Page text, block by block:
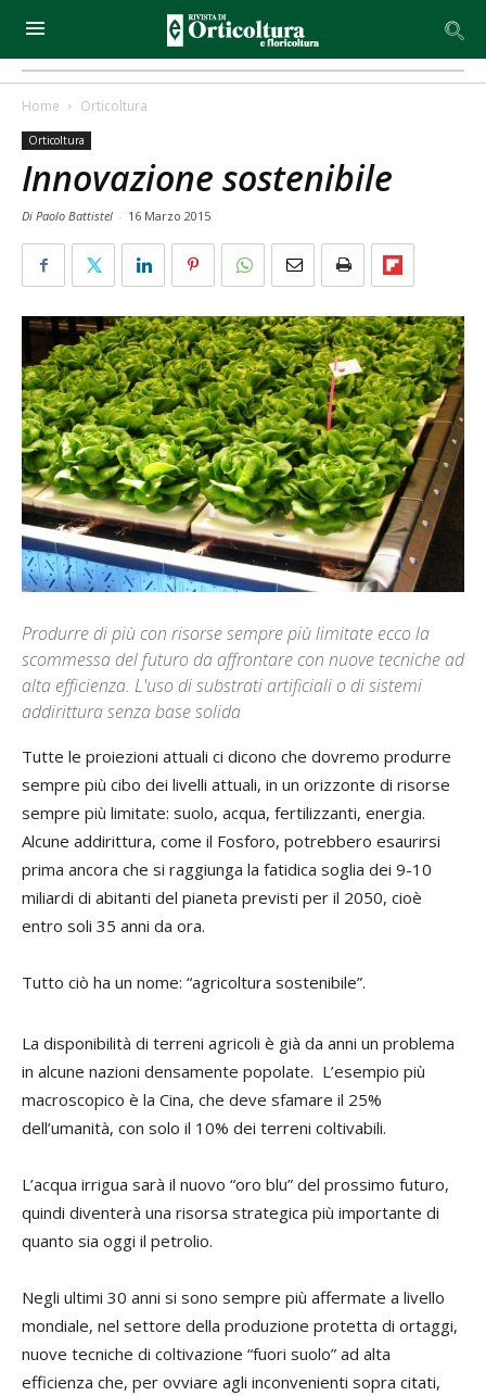
Home Orticoltura
Orticoltura
Innovazione sostenibile
Di Paolo Battistel - 16 Marzo 2015
Produrre di più con risorse sempre più limitate ecco la
scommessa del futuro da affrontare con nuove tecniche ad
alta efficienza. L'uso di substrati artificiali o di sistemi
addirittura senza base solida
Tutte le proiezioni attuali ci dicono che dovremo produrre
sempre più cibo dei livelli attuali, in un orizzonte di risorse
sempre più limitate: suolo, acqua, fertilizzanti, energia.
Alcune addirittura, come il Fosforo, potrebbero esaurirsi
prima ancora che si raggiunga la fatidica soglia dei 9-10
miliardi di abitanti del pianeta previsti per il 2050, cioè
entro soli 35 anni da ora.
Tutto ciò ha un nome: “agricoltura sostenibile”.
La disponibilità di terreni agricoli è già da anni un problema
in alcune nazioni densamente popolate. L’esempio più
macroscopico è la Cina, che deve sfamare il 25%
dell’umanità, con solo il 10% dei terreni coltivabili.
L’acqua irrigua sarà il nuovo “oro blu” del prossimo futuro,
quindi diventerà una risorsa strategica più importante di
quanto sia oggi il petrolio.
Negli ultimi 30 anni si sono sempre più affermate a livello
mondiale, nel settore della produzione protetta di ortaggi,
nuove tecniche di coltivazione “fuori suolo” ad alta
efficienza che, per ovviare agli inconvenienti sopra citati,